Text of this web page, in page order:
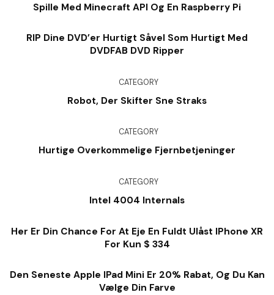
Spille Med Minecraft API Og En Raspberry Pi
RIP Dine DVD’er Hurtigt Såvel Som Hurtigt Med
DVDFAB DVD Ripper
CATEGORY
Robot, Der Skifter Sne Straks
CATEGORY
Hurtige Overkommelige Fjernbetjeninger
CATEGORY
Intel 4004 Internals
Her Er Din Chance For At Eje En Fuldt Ulåst IPhone XR
For Kun $ 334
Den Seneste Apple IPad Mini Er 20% Rabat, Og Du Kan
Vælge Din Farve